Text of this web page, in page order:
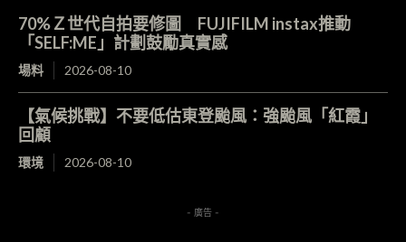
70%Ｚ世代自拍要修圖 FUJIFILM instax推動
「SELF:ME」計劃鼓勵真實感
場料 2026-08-10
【氣候挑戰】不要低估東登颱風：強颱風「紅霞」
回顧
環境 2026-08-10
- 廣告 -